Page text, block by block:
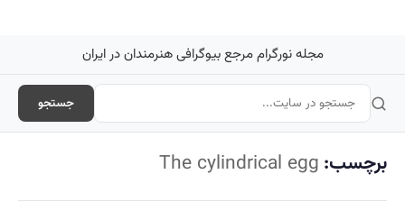
مجله نورگرام مرجع بیوگرافی هنرمندان در ایران
جستجو
برچسب: The cylindrical egg